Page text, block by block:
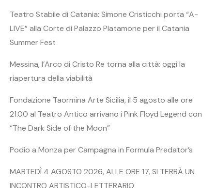
Teatro Stabile di Catania: Simone Cristicchi porta “A-
LIVE” alla Corte di Palazzo Platamone per il Catania
Summer Fest
Messina, l’Arco di Cristo Re torna alla città: oggi la
riapertura della viabilità
Fondazione Taormina Arte Sicilia, il 5 agosto alle ore
21.00 al Teatro Antico arrivano i Pink Floyd Legend con
“The Dark Side of the Moon”
Podio a Monza per Campagna in Formula Predator’s
MARTEDÌ 4 AGOSTO 2026, ALLE ORE 17, SI TERRÀ UN
INCONTRO ARTISTICO-LETTERARIO